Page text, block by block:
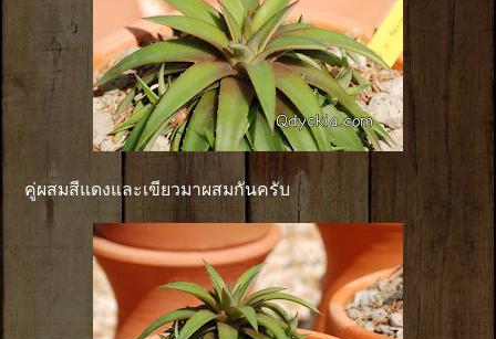
คู่ผสมสีแดงและเขียวมาผสมกันครับ